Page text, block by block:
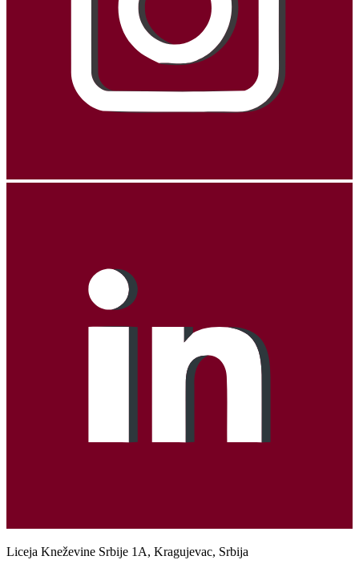
Liceja Kneževine Srbije 1A, Kragujevac, Srbija